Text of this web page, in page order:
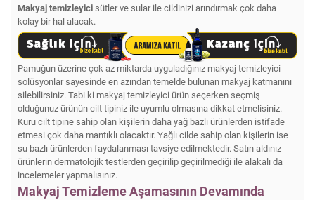
Makyaj temizleyicisütler ve sular ile cildinizi arındırmak çok daha
kolay bir hal alacak.
Pamuğun üzerine çok az miktarda uyguladığınız makyaj temizleyici
solüsyonlar sayesinde en azından temelde bulunan makyaj katmanını
silebilirsiniz. Tabi ki makyaj temizleyici ürün seçerken seçmiş
olduğunuz ürünün cilt tipiniz ile uyumlu olmasına dikkat etmelisiniz.
Kuru cilt tipine sahip olan kişilerin daha yağ bazlı ürünlerden istifade
etmesi çok daha mantıklı olacaktır. Yağlı cilde sahip olan kişilerin ise
su bazlı ürünlerden faydalanması tavsiye edilmektedir. Satın aldınız
ürünlerin dermatolojik testlerden geçirilip geçirilmediği ile alakalı da
incelemeler yapmalısınız.
Makyaj Temizleme Aşamasının Devamında